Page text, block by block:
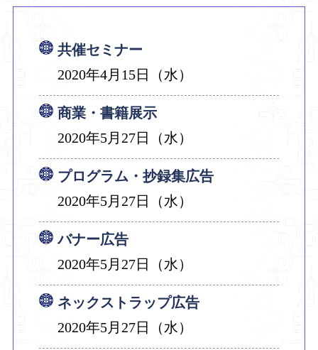
共催セミナー
2020年4月15日（水）
商業・書籍展示
2020年5月27日（水）
プログラム・抄録集広告
2020年5月27日（水）
バナー広告
2020年5月27日（水）
ネックストラップ広告
2020年5月27日（水）